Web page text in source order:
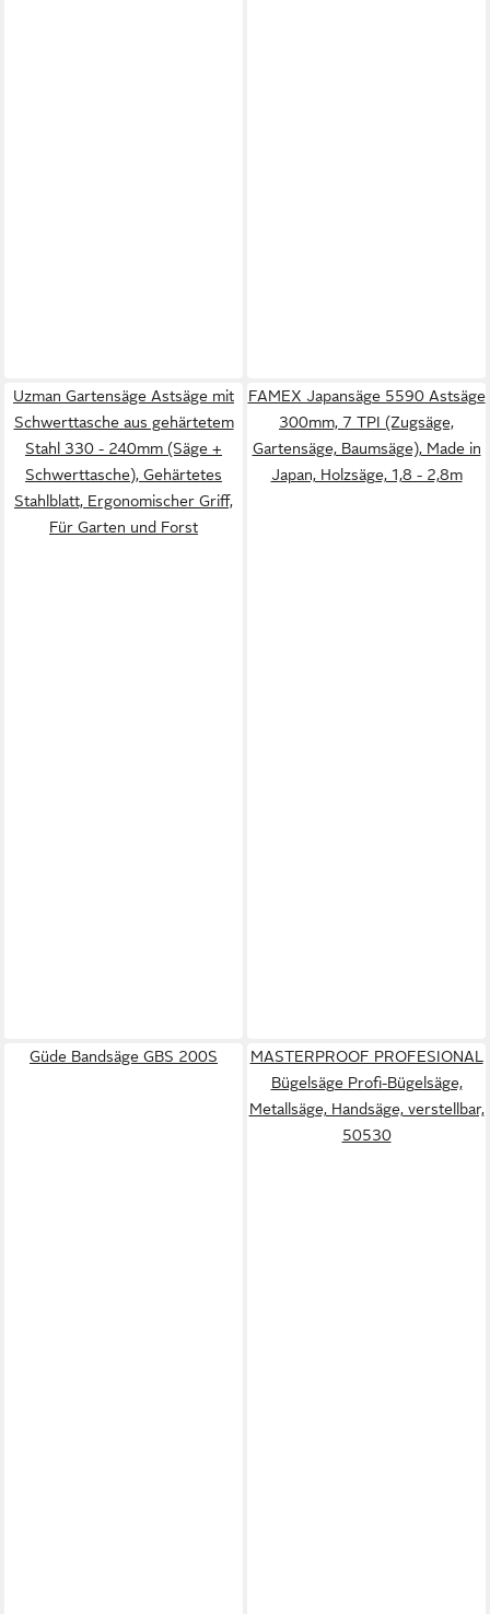
Uzman Gartensäge Astsäge mit
Schwerttasche aus gehärtetem
Stahl 330 - 240mm (Säge +
Schwerttasche), Gehärtetes
Stahlblatt, Ergonomischer Griff,
Für Garten und Forst
FAMEX Japansäge 5590 Astsäge
300mm, 7 TPI (Zugsäge,
Gartensäge, Baumsäge), Made in
Japan, Holzsäge, 1,8 - 2,8m
Güde Bandsäge GBS 200S
MASTERPROOF PROFESIONAL
Bügelsäge Profi-Bügelsäge,
Metallsäge, Handsäge, verstellbar,
50530